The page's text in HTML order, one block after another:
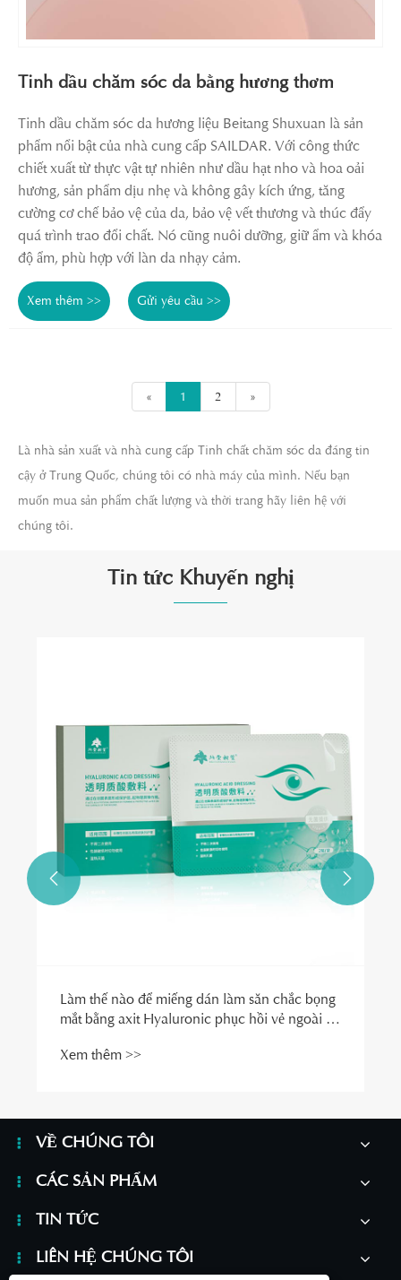
Tinh dầu chăm sóc da bằng hương thơm
Tinh dầu chăm sóc da hương liệu Beitang Shuxuan là sản
phẩm nổi bật của nhà cung cấp SAILDAR. Với công thức
chiết xuất từ ​​thực vật tự nhiên như dầu hạt nho và hoa oải
hương, sản phẩm dịu nhẹ và không gây kích ứng, tăng
cường cơ chế bảo vệ của da, bảo vệ vết thương và thúc đẩy
quá trình trao đổi chất. Nó cũng nuôi dưỡng, giữ ẩm và khóa
độ ẩm, phù hợp với làn da nhạy cảm.
Xem thêm >> Gửi yêu cầu >>
« 1 2 »
Là nhà sản xuất và nhà cung cấp Tinh chất chăm sóc da đáng tin
cậy ở Trung Quốc, chúng tôi có nhà máy của mình. Nếu bạn
muốn mua sản phẩm chất lượng và thời trang hãy liên hệ với
chúng tôi.
Tin tức Khuyến nghị
Xem thêm >>
 
VỀ CHÚNG TÔI
CÁC SẢN PHẨM
TIN TỨC
LIÊN HỆ CHÚNG TÔI